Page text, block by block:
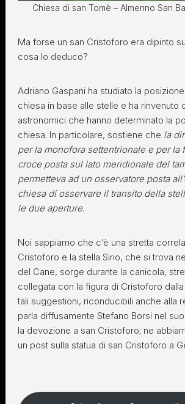
Chiesa di san Tomè – Almenno San
Ma forse un san Cristoforo era dipinto
cosa lo deduco?
Adriano Gaspani ha studiato la
chiesa in base alle stelle e ha rinvenuto
astronomici che hanno determinato la
chiesa. In particolare, sostiene che la
per la monofora settentrionale e per la
croce posta sul lato meridionale del
permetteva ad un osservatore posta
chiesa di osservare il transito della
le due aperture.
Noi sappiamo che c’è una stretta
Cristoforo e la stella Sirio, che si trova
del Cane, sorge durante la canicola,
collegata con la figura di Cristoforo
tali suggestioni, riconducibili anche alla
parla diffusamente Stefano Borsi nel
la devozione a san Cristoforo; ne
un post sulla statua di san Cristoforo a